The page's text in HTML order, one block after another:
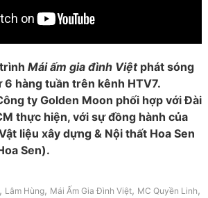
Mái ấm gia đình Việtphát sóng
hàng tuần trên kênh HTV7.
ty Golden Moon phối hợp với Đài
thực hiện, với sự đồng hành của
liệu xây dựng & Nội thất Hoa Sen
Sen).
, Lâm Hùng, Mái Ấm Gia Đình Việt, MC Quyền Linh ,